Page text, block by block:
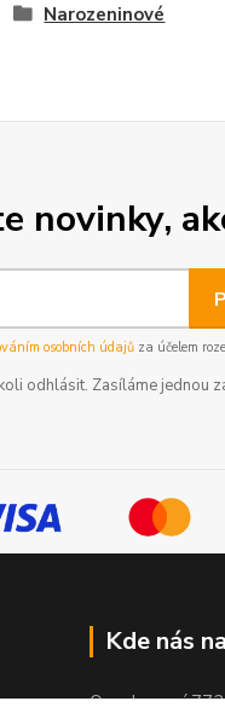
Narozeninové
novinky,
osobních údajůza účelem
odhlásit. Zasíláme jednou
Kde nás
Osvobození 772